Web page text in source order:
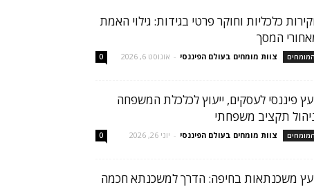
כלכליות וחוקר פרטי בגידות: גילוי האמת
המסך
המומחים צוות מומחים בעולם הפיננסי - אוגוסט 6, 2026 0
פיננסי לעסקים, ייעוץ לכלכלת המשפחה
תקציב משפחתי
המומחים צוות מומחים בעולם הפיננסי - יוני 26, 2026 0
משכנתאות בחיפה: הדרך למשכנתא חכמה